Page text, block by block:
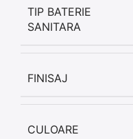
TIP BATERIE
SANITARA
FINISAJ
CULOARE